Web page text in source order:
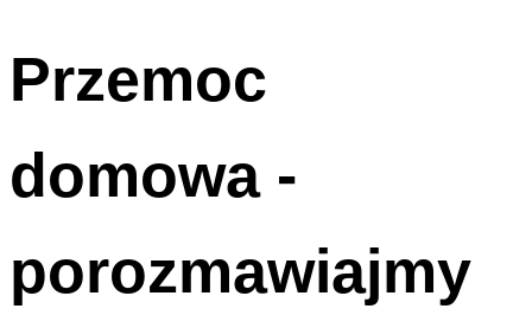
Przemoc
domowa -
porozmawiajmy